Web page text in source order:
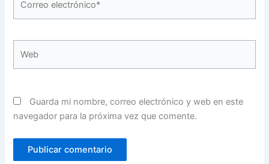
electrónico*
Guarda mi nombre, correo electrónico y web en este
navegador para la próxima vez que comente.